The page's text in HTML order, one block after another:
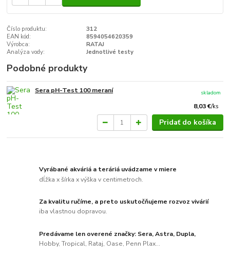
Číslo produktu:
312
EAN kód:
8594054620359
Výrobca:
RATAJ
Analýza vody:
Jednotlivé testy
Podobné produkty
Sera pH-Test 100 meraní
8,03 €/ks
skladom
Pridať do košíka
Vyrábané akváriá a teráriá uvádzame v miere
dĺžka x šírka x výška v centimetroch.
Za kvalitu ručíme, a preto uskutočňujeme rozvoz vivárií
iba vlastnou dopravou.
Predávame len overené značky: Sera, Astra, Dupla,
Hobby, Tropical, Rataj, Oase, Penn Plax...